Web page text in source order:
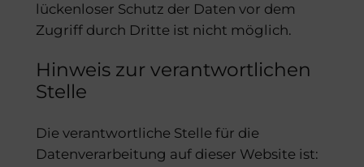
lückenloser Schutz der Daten vor dem
Zugriff durch Dritte ist nicht möglich.
Hinweis zur verantwortlichen
Stelle
Die verantwortliche Stelle für die
Datenverarbeitung auf dieser Website ist: